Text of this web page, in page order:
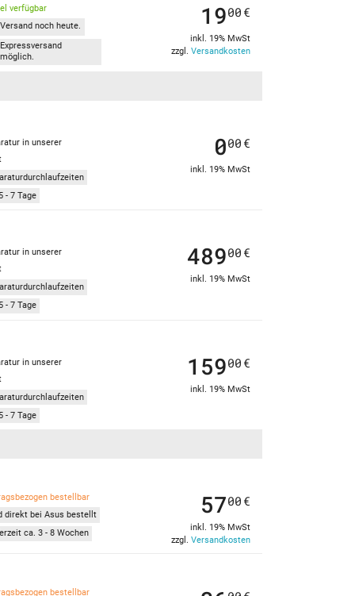
verfügbar
Versand noch heute.
Expressversand
möglich.
1900 €
inkl. 19% MwSt
zzgl. Versandkosten
in unserer
- 7 Tage
000 €
inkl. 19% MwSt
in unserer
- 7 Tage
48900 €
inkl. 19% MwSt
in unserer
- 7 Tage
15900 €
inkl. 19% MwSt
bestellbar
direkt bei Asus bestellt
ca. 3 - 8 Wochen
5700 €
inkl. 19% MwSt
zzgl. Versandkosten
bestellbar